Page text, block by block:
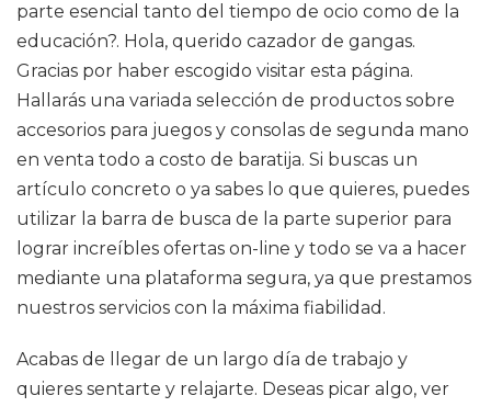
parte esencial tanto del tiempo de ocio como de la
educación?. Hola, querido cazador de gangas.
Gracias por haber escogido visitar esta página.
Hallarás una variada selección de productos sobre
accesorios para juegos y consolas de segunda mano
en venta todo a costo de baratija. Si buscas un
artículo concreto o ya sabes lo que quieres, puedes
utilizar la barra de busca de la parte superior para
lograr increíbles ofertas on-line y todo se va a hacer
mediante una plataforma segura, ya que prestamos
nuestros servicios con la máxima fiabilidad.
Acabas de llegar de un largo día de trabajo y
quieres sentarte y relajarte. Deseas picar algo, ver